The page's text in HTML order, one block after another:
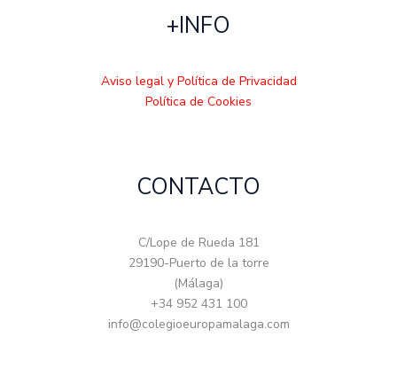
+INFO
Aviso legal y Política de Privacidad
Política de Cookies
CONTACTO
C/Lope de Rueda 181
29190-Puerto de la torre
(Málaga)
+34 952 431 100
info@colegioeuropamalaga.com